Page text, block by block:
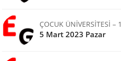
ÇOCUK ÜNİVERSİTESİ – 1
5 Mart 2023 Pazar